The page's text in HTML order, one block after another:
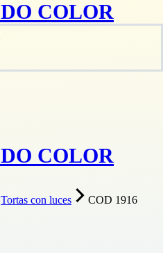
Tortas con luces
COD 1916